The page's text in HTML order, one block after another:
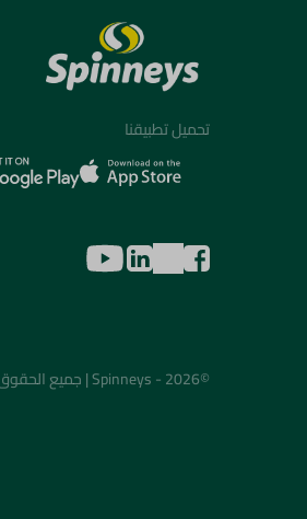
تحميل تطبيقنا
©2026 - Spinneys | جميع الحقوق محفوظة